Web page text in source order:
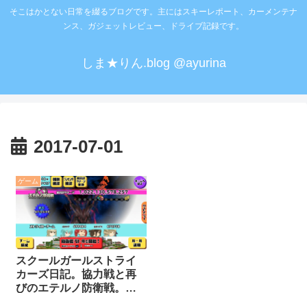
そこはかとない日常を綴るブログです。主にはスキーレポート、カーメンテナ
ンス、ガジェットレビュー、ドライブ記録です。
しま★りん.blog @ayurina
2017-07-01
ゲーム
スクールガールストライ
カーズ日記。協力戦と再
びのエテルノ防衛戦。目